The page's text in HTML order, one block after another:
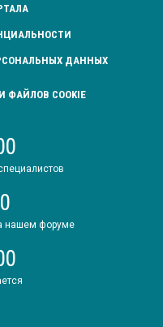
ДАННЫХ
COOKIE
нашем форуме